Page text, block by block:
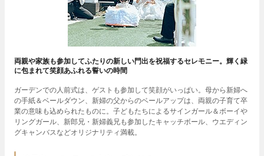
両親や家族も参加してふたりの新しい門出を祝福するセレモニー。輝く緑
に包まれて笑顔あふれる誓いの時間
ガーデンでの人前式は、ゲストも参加して笑顔がいっぱい。母から新婦へ
の手紙＆ベールダウン、新婦の父からのベールアップは、両親の子育て卒
業の意味も込められたものに。子どもたちによるサインガール＆ボーイや
リングガール、新郎兄・新婦義兄も参加したキャッチボール、ウエディン
グキャンバスなどオリジナリティ満載。